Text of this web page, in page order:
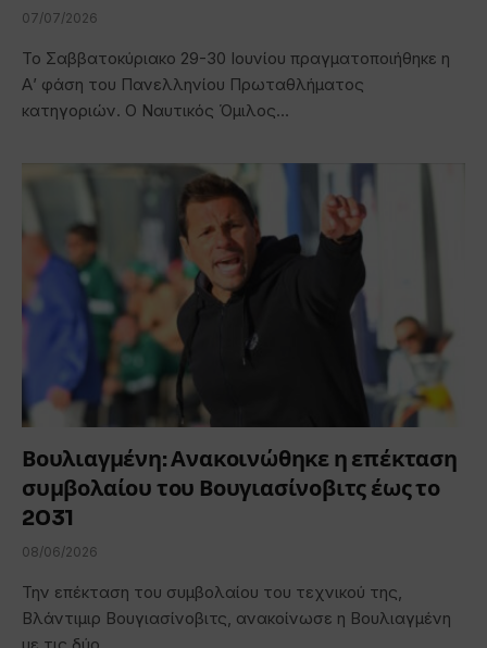
07/07/2026
Το Σαββατοκύριακο 29-30 Ιουνίου πραγματοποιήθηκε η
Α’ φάση του Πανελληνίου Πρωταθλήματος
κατηγοριών. Ο Ναυτικός Όμιλος…
Βουλιαγμένη: Ανακοινώθηκε η επέκταση
συμβολαίου του Βουγιασίνοβιτς έως το
2031
08/06/2026
Την επέκταση του συμβολαίου του τεχνικού της,
Βλάντιμιρ Βουγιασίνοβιτς, ανακοίνωσε η Βουλιαγμένη